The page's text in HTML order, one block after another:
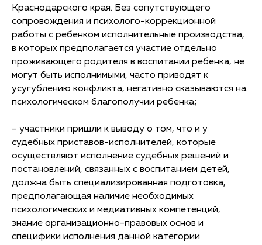
Краснодарского края. Без сопутствующего
сопровождения и психолого-коррекционной
работы с ребенком исполнительные производства,
в которых предполагается участие отдельно
проживающего родителя в воспитании ребенка, не
могут быть исполнимыми, часто приводят к
усугублению конфликта, негативно сказываются на
психологическом благополучии ребенка;
– участники пришли к выводу о том, что и у
судебных приставов-исполнителей, которые
осуществляют исполнение судебных решений и
постановлений, связанных с воспитанием детей,
должна быть специализированная подготовка,
предполагающая наличие необходимых
психологических и медиативных компетенций,
знание организационно-правовых основ и
специфики исполнения данной категории